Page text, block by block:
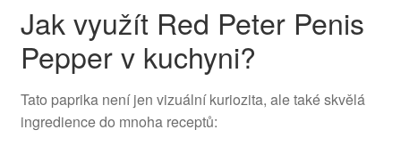
Jak využít Red Peter Penis
Pepper v kuchyni?
Tato paprika není jen vizuální kuriozita, ale také skvělá
ingredience do mnoha receptů: